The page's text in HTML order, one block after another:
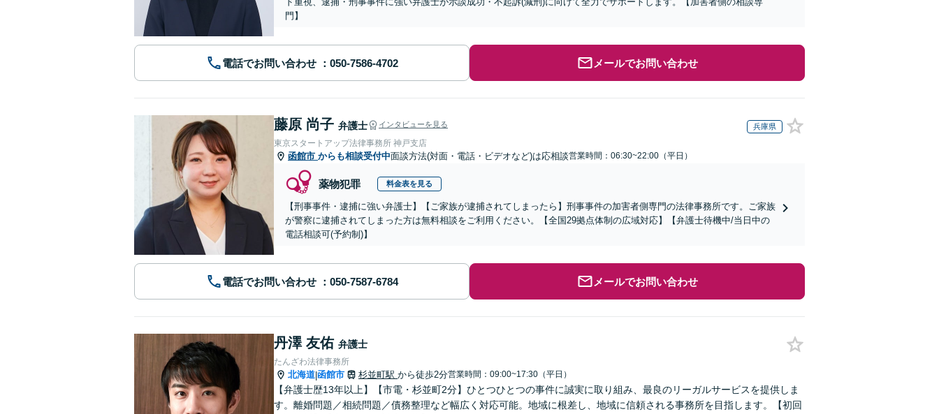
門】
電話でお問い合わせ メールでお問い合わせ
藤原 尚子 弁護士 インタビューを見る 兵庫県
東京スタートアップ法律事務所 神戸支店
函館市 からも相談受付中面談方法(対面・電話・ビデオなど)は応相談営業時間：06:30~22:00（平日）
薬物犯罪 料金表を見る
【刑事事件・逮捕に強い弁護士】【ご家族が逮捕されてしまったら】刑事事件の加害者側専門の法律事務所です。ご家族
が警察に逮捕されてしまった方は無料相談をご利用ください。【全国29拠点体制の広域対応】【弁護士待機中/当日中の
電話相談可(予約制)】
電話でお問い合わせ メールでお問い合わせ
丹澤 友佑 弁護士
たんざわ法律事務所
北海道|函館市 杉並町駅 から徒歩2分営業時間：09:00~17:30（平日）
【弁護士歴13年以上】【市電・杉並町2分】ひとつひとつの事件に誠実に取り組み、最良のリーガルサービスを提供しま
す。離婚問題／相続問題／債務整理など幅広く対応可能。地域に根差し、地域に信頼される事務所を目指します。【初回